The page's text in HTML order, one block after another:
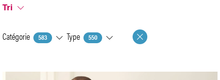
Tri
Catégorie 583 Type 550